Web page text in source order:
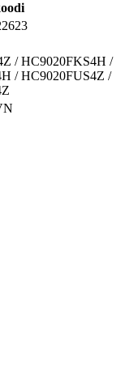
/ HC9020FKS4H /
/ HC9020FUS4Z /